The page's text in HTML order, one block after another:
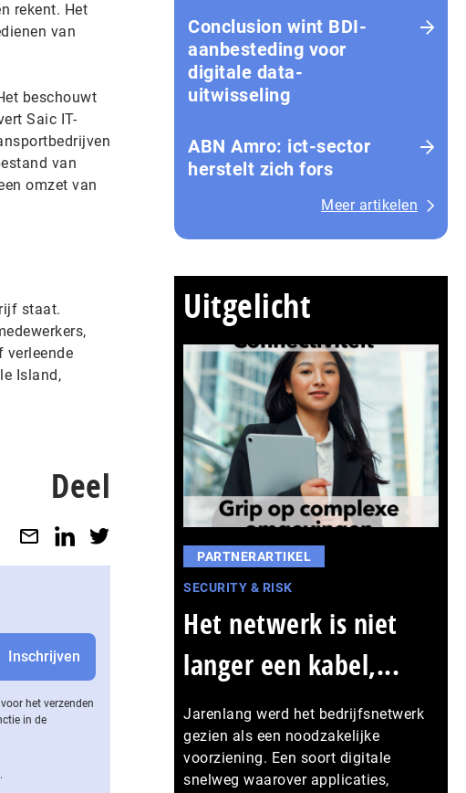
rekent. Het
van
beschouwt
Saic IT-
van
omzet van
staat.
verleende
Island,
Deel
het verzenden
in de
Conclusion wint BDI-
aanbesteding voor
digitale data-
uitwisseling
ABN Amro: ict-sector
herstelt zich fors
Meer artikelen
Uitgelicht
PARTNERARTIKEL
SECURITY & RISK
Het netwerk is niet
langer een kabel,...
Jarenlang werd het bedrijfsnetwerk
gezien als een noodzakelijke
voorziening. Een soort digitale
snelweg waarover applicaties,